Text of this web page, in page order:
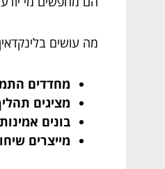
מה עושים
מחדדים
מציגים
בונים אמינות
מייצרים